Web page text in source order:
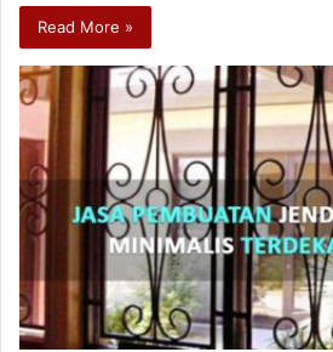
Read More »